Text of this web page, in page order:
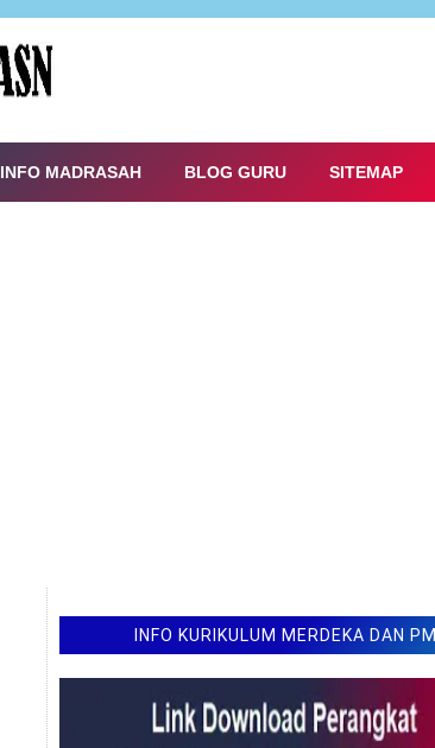
INFO MADRASAH BLOG GURU SITEMAP
INFO KURIKULUM MERDEKA DAN PM